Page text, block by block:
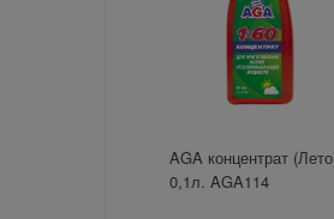
AGA концентрат
0,1л. AGA114